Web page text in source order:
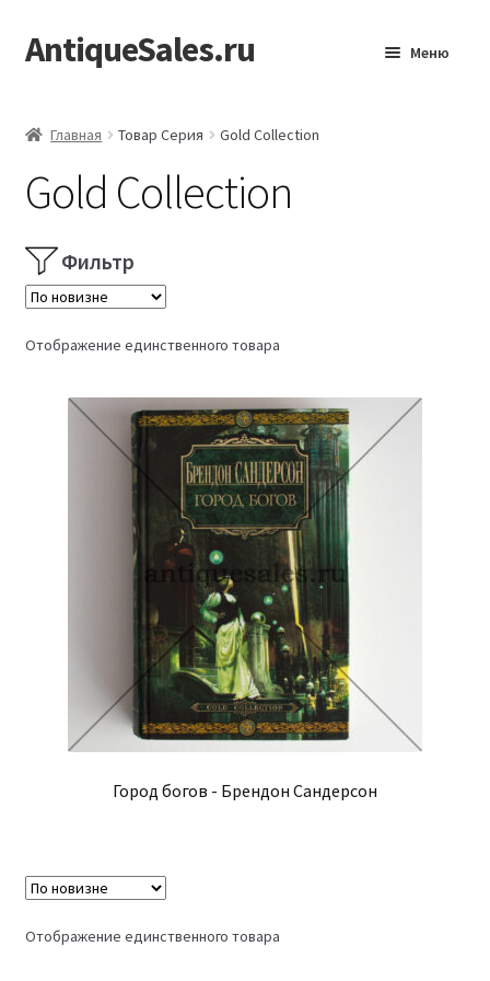
Перейти
к
Перейти
к
AntiqueSales.ru Меню
Главная Товар Серия Gold Collection
Gold Collection
Фильтр
Отображение единственного товара
Город богов - Брендон Сандерсон
Отображение единственного товара